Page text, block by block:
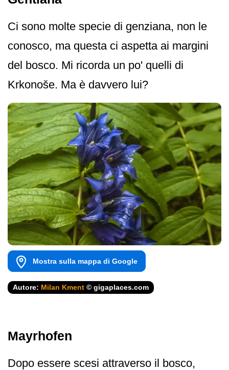
Ci sono molte specie di genziana, non le
conosco, ma questa ci aspetta ai margini
del bosco. Mi ricorda un po' quelli di
Krkonoše. Ma è davvero lui?
Mostra sulla mappa di Google
Autore: Milan Kment © gigaplaces.com
Mayrhofen
Dopo essere scesi attraverso il bosco,